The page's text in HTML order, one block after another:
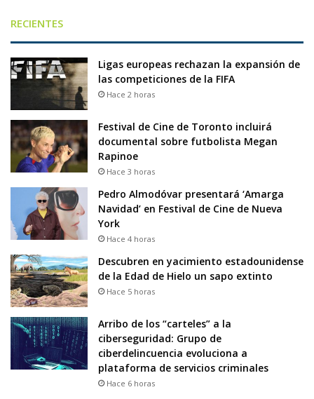
RECIENTES
Ligas europeas rechazan la expansión de
las competiciones de la FIFA
Hace 2 horas
Festival de Cine de Toronto incluirá
documental sobre futbolista Megan
Rapinoe
Hace 3 horas
Pedro Almodóvar presentará ‘Amarga
Navidad’ en Festival de Cine de Nueva
York
Hace 4 horas
Descubren en yacimiento estadounidense
de la Edad de Hielo un sapo extinto
Hace 5 horas
Arribo de los “carteles” a la
ciberseguridad: Grupo de
ciberdelincuencia evoluciona a
plataforma de servicios criminales
Hace 6 horas